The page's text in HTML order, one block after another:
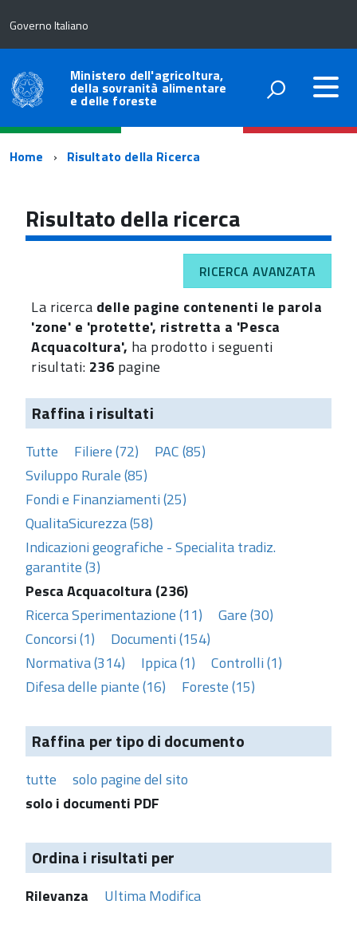
Governo Italiano
Ministero dell'agricoltura,
della sovranità alimentare
e delle foreste
Percorso
navigazione
Home Risultato della Ricerca
Risultato della ricerca
RICERCA AVANZATA
La ricerca delle pagine contenenti le parola
'zone' e 'protette', ristretta a 'Pesca
Acquacoltura', ha prodotto i seguenti
risultati: 236 pagine
Raffina i risultati
Tutte Filiere (72)
PAC (85)
Sviluppo Rurale (85)
Fondi e Finanziamenti (25)
QualitaSicurezza (58)
Indicazioni geografiche - Specialita tradiz.
garantite (3)
Pesca Acquacoltura (236)
Ricerca Sperimentazione (11)
Gare (30)
Concorsi (1)
Documenti (154)
Normativa (314)
Ippica (1)
Controlli (1)
Difesa delle piante (16)
Foreste (15)
Raffina per tipo di documento
tutte
solo pagine del sito
solo i documenti PDF
Ordina i risultati per
Rilevanza Ultima Modifica